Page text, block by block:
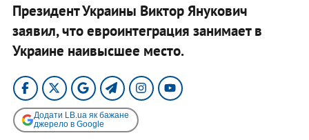
Президент Украины Виктор Янукович
заявил, что евроинтеграция занимает в
Украине наивысшее место.
Додати LB.ua як бажане
джерело в Google